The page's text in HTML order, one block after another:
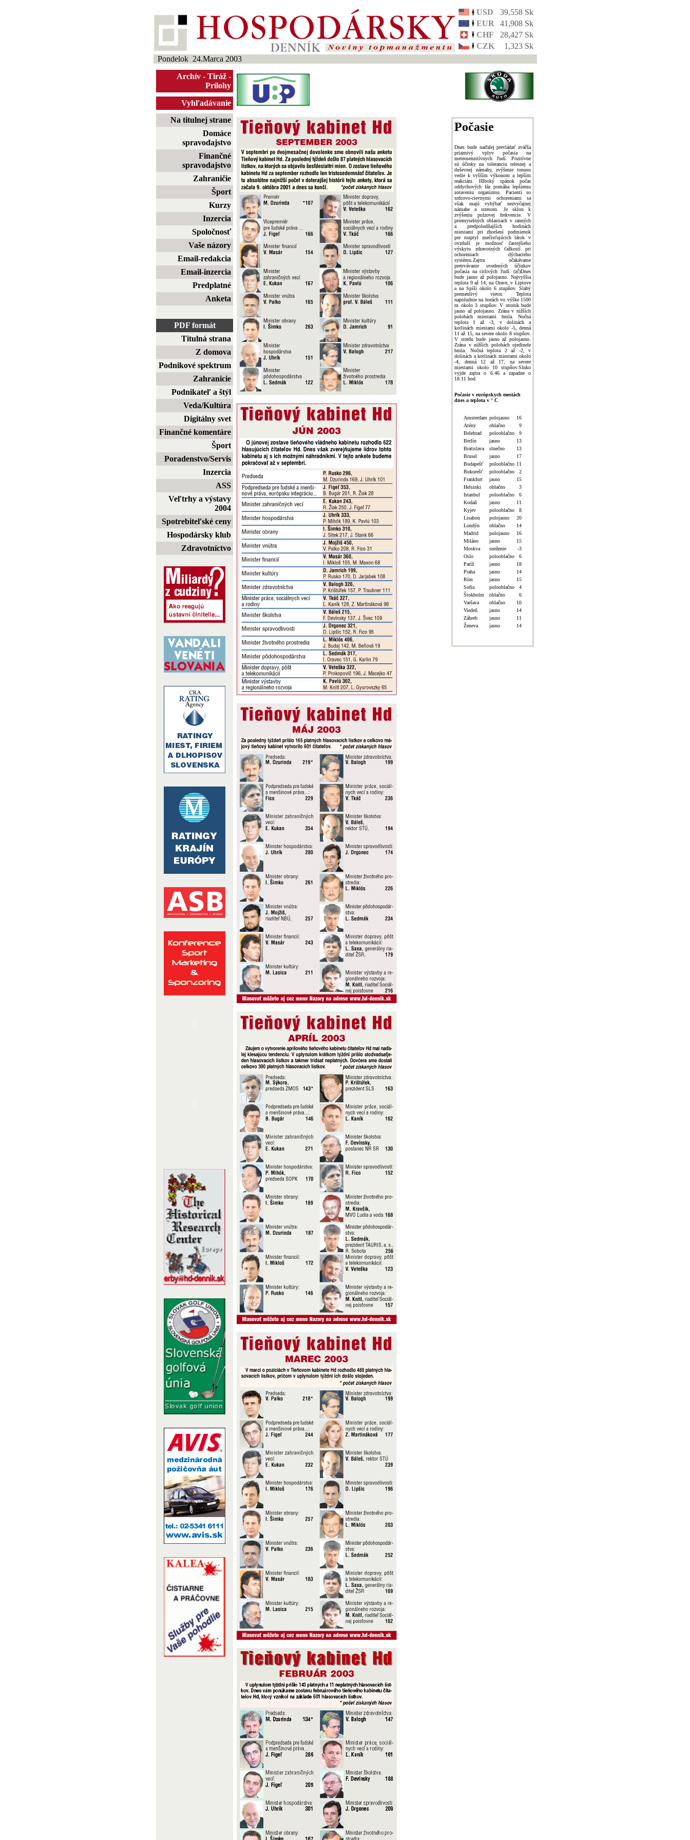
USD
39,558 Sk
EUR
41,908 Sk
CHF
28,427 Sk
CZK
1,323 Sk
Pondelok 24.Marca 2003
Archív - Tiráž -
Prílohy
Vyhľadávanie
Na titulnej strane
Domáce
spravodajstvo
Finančné
spravodajstvo
Zahraničie
Šport
Kurzy
Inzercia
Spoločnosť
Vaše názory
Email-redakcia
Email-inzercia
Predplatné
Anketa
PDF formát
Titulná strana
Z domova
Podnikové spektrum
Zahranicie
Podnikateľ a štýl
Veda/Kultúra
Digitálny svet
Finančné komentáre
Šport
Poradenstvo/Servis
Inzercia
ASS
Veľtrhy a výstavy
2004
Spotrebiteľské ceny
Hospodársky klub
Zdravotníctvo
Počasie
Dnes bude naďalej prevládať zväčša
priaznivý vplyv počasia na
meteosenzitívnych ľudí. Pozitívne
sú účinky na toleranciu telesnej a
duševnej námahy, zvýšenie tonusu
vedie k vyšším výkonom a lepším
reakciám. Hlboký spánok počas
oddychových fáz pomáha lepšiemu
zotaveniu organizmu. Pacienti so
srdcovo-cievnymi ochoreniami sa
však majú vyhýbať nezvyčajnej
námahe a stresom. Je sklon k
zvýšeniu pulzovej frekvencie. V
priemyselných oblastiach v ranných
a predpoludňajších hodinách
miestami pri zhoršení podmienok
pre rozptyl znečisťujúcich látok v
ovzduší je možnosť častejšieho
výskytu zdravotných ťažkostí pri
ochoreniach dýchacieho
systému.Zajtra očakávame
pretrvávanie uvedených účinkov
počasia na citlivých ľudí. (zč)Dnes
bude jasno až polojasno. Najvyššia
teplota 9 až 14, na Orave, v Liptove
a na Spiši okolo 6 stupňov. Slabý
premenlivý vietor. Teplota
napoludnie na horách vo výške 1500
m okolo 3 stupňov. V utorok bude
jasno až polojasno. Zrána v nižších
polohách miestami hmla. Nočná
teplota 1 až -3, v dolinách a
kotlinách miestami okolo -5, denná
11 až 15, na severe okolo 8 stupňov.
V stredu bude jasno až polojasno.
Zrána v nižších polohách ojedinele
hmla. Nočná teplota 2 až -2, v
dolinách a kotlinách miestami okolo
-4, denná 12 až 17, na severe
miestami okolo 10 stupňov.Slnko
vyjde zajtra o 6.46 a zapadne o
18.11 hod.
Počasie v európskych mestách
dnes a teplota v ° C
Amsterdam polojasno
16
Atény
oblačno
9
Belehrad
polooblačno
9
Berlín
jasno
13
Bratislava
slnečno
13
Brusel
jasno
17
Budapešť
polooblačno 11
Bukurešť
polooblačno
2
Frankfurt
jasno
15
Helsinki
oblačno
3
Istanbul
polooblačno
6
Kodaň
jasno
11
Kyjev
polooblačno
8
Lisabon
polojasno
20
Londýn
oblačno
14
Madrid
polojasno
16
Miláno
jasno
15
Moskva
sneženie
-3
Oslo
polooblačno
6
Paríž
jasno
18
Praha
jasno
14
Rím
jasno
15
Sofia
polooblačno
4
Štokholm
oblačno
6
Varšava
oblačno
10
Viedeň
jasno
14
Záhreb
jasno
11
Ženeva
jasno 14